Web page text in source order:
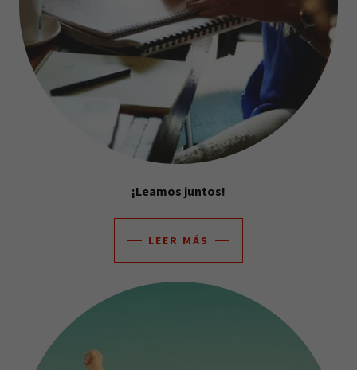
¡Leamos juntos!
LEER MÁS